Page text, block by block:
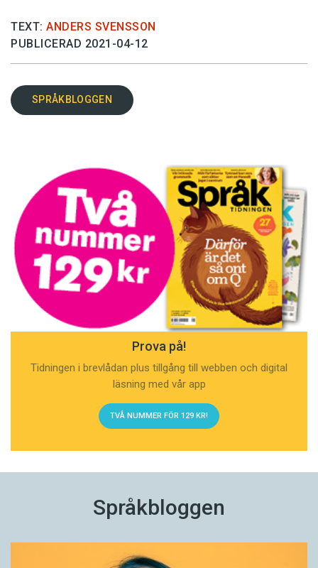
TEXT: ANDERS SVENSSON
PUBLICERAD 2021-04-12
SPRÅKBLOGGEN
Prova på!
Tidningen i brevlådan plus tillgång till webben och digital
läsning med vår app
TVÅ NUMMER FÖR 129 KR!
Språkbloggen